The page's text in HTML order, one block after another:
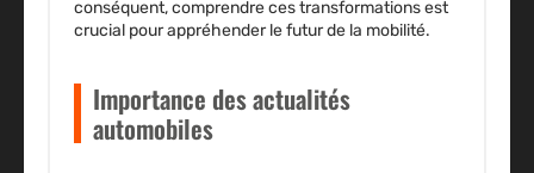
conséquent, comprendre ces transformations est
crucial pour appréhender le futur de la mobilité.
Importance des actualités
automobiles